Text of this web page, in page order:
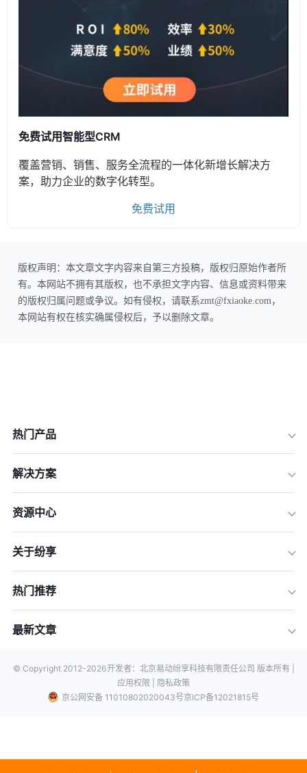
免费试用智能型CRM
覆盖营销、销售、服务全流程的一体化新增长解决方
案，助力企业的数字化转型。
免费试用
版权声明：本文章文字内容来自第三方投稿，版权归原始作者所
有。本网站不拥有其版权，也不承担文字内容、信息或资料带来
的版权归属问题或争议。如有侵权，请联系zmt@fxiaoke.com，
本网站有权在核实确属侵权后，予以删除文章。
热门产品
解决方案
资源中心
关于纷享
热门推荐
最新文章
© Copyright 2012-2026开发者：北京易动纷享科技有限责任公司 版本所有 |
应用权限 |
隐私政策
京公网安备 11010802020043号京ICP备12021815号